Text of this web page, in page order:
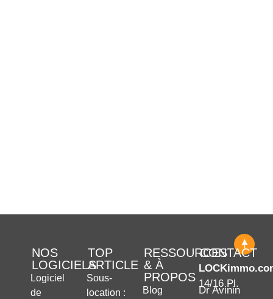
NOS
LOGICIELS
Logiciel
de
TOP
ARTICLE
Sous-
location :
RESSOURCES
& À
PROPOS
Blog
CONTACT
14/16 Pl.
Dr Avinin